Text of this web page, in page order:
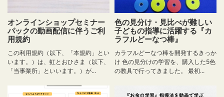
オンラインショップセミナー
パックの動画配信に伴うご利
用規約
この利用規約（以下、「本規約」とい
います。）は、虹とおひさま（以下、
「当事業所」といいます。）が...
色の見分け・見比べが難しい
子どもの指導に活躍する『カ
ラフルどーなつ棒』
カラフルどーなつ棒を開発するきっか
け 色の見分けの学習を、購入した5色
の教具で行ってきました。 最初...